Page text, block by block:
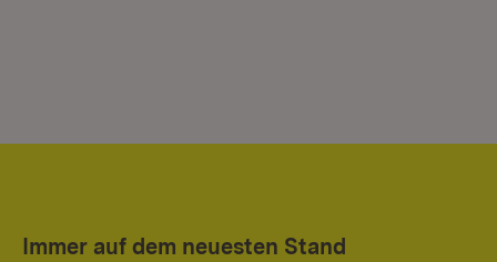
Immer auf dem neuesten Stand